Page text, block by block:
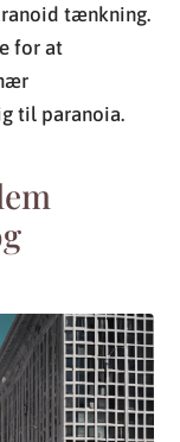
tænkning.
for at
til paranoia.